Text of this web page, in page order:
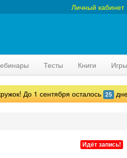
Личный кабинет
Тесты Книги Игры
До 1 сентября осталось 25
Идёт запись!